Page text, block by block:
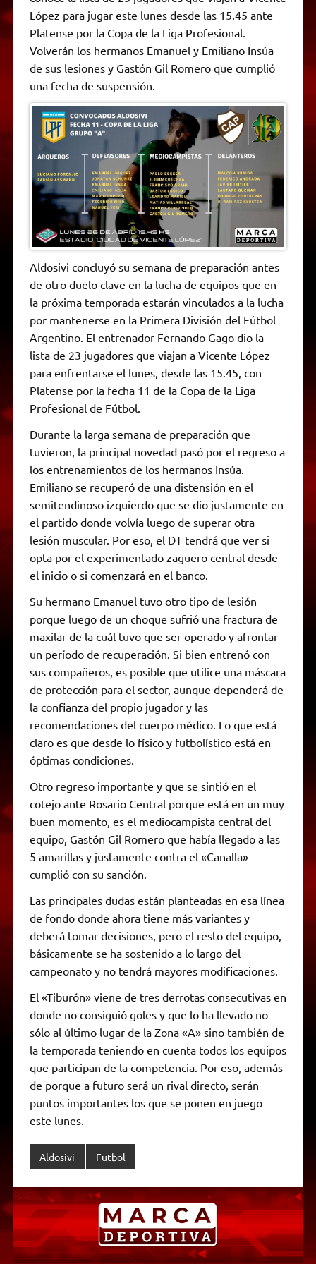
p
p
a
m
r
o
k
g
e
i
n
k
r
i
n
d
l
López para jugar este lunes desde las 15.45 ante
Platense por la Copa de la Liga Profesional.
Volverán los hermanos Emanuel y Emiliano Insúa
de sus lesiones y Gastón Gil Romero que cumplió
una fecha de suspensión.
Aldosivi concluyó su semana de preparación antes
de otro duelo clave en la lucha de equipos que en
la próxima temporada estarán vinculados a la lucha
por mantenerse en la Primera División del Fútbol
Argentino. El entrenador Fernando Gago dio la
lista de 23 jugadores que viajan a Vicente López
para enfrentarse el lunes, desde las 15.45, con
Platense por la fecha 11 de la Copa de la Liga
Profesional de Fútbol.
Durante la larga semana de preparación que
tuvieron, la principal novedad pasó por el regreso a
los entrenamientos de los hermanos Insúa.
Emiliano se recuperó de una distensión en el
semitendinoso izquierdo que se dio justamente en
el partido donde volvía luego de superar otra
lesión muscular. Por eso, el DT tendrá que ver si
opta por el experimentado zaguero central desde
el inicio o si comenzará en el banco.
Su hermano Emanuel tuvo otro tipo de lesión
porque luego de un choque sufrió una fractura de
maxilar de la cuál tuvo que ser operado y afrontar
un período de recuperación. Si bien entrenó con
sus compañeros, es posible que utilice una máscara
de protección para el sector, aunque dependerá de
la confianza del propio jugador y las
recomendaciones del cuerpo médico. Lo que está
claro es que desde lo físico y futbolístico está en
óptimas condiciones.
Otro regreso importante y que se sintió en el
cotejo ante Rosario Central porque está en un muy
buen momento, es el mediocampista central del
equipo, Gastón Gil Romero que había llegado a las
5 amarillas y justamente contra el «Canalla»
cumplió con su sanción.
Las principales dudas están planteadas en esa línea
de fondo donde ahora tiene más variantes y
deberá tomar decisiones, pero el resto del equipo,
básicamente se ha sostenido a lo largo del
campeonato y no tendrá mayores modificaciones.
El «Tiburón» viene de tres derrotas consecutivas en
donde no consiguió goles y que lo ha llevado no
sólo al último lugar de la Zona «A» sino también de
la temporada teniendo en cuenta todos los equipos
que participan de la competencia. Por eso, además
de porque a futuro será un rival directo, serán
puntos importantes los que se ponen en juego
este lunes.
Aldosivi Futbol